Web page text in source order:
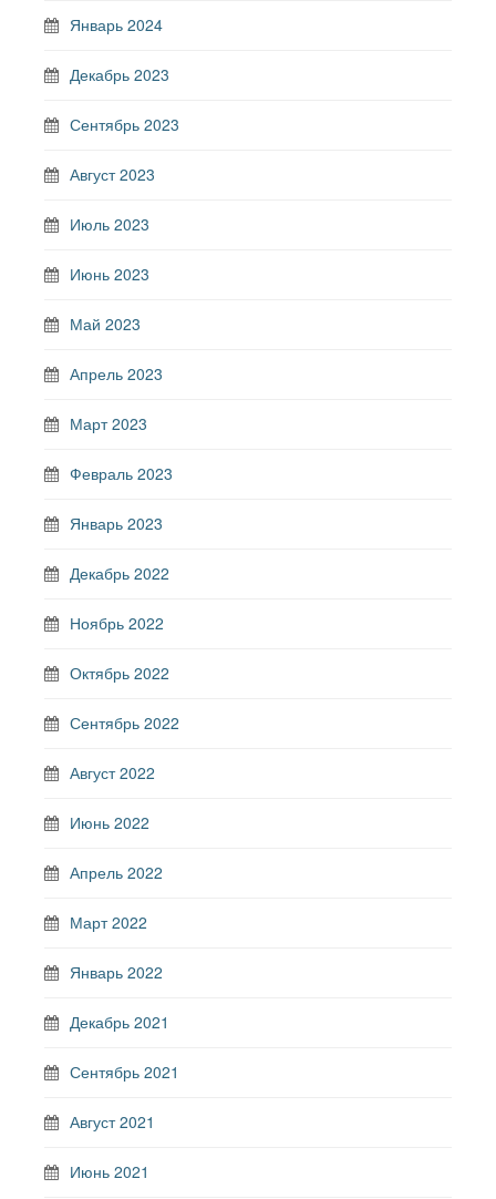
Январь 2024
Декабрь 2023
Сентябрь 2023
Август 2023
Июль 2023
Июнь 2023
Май 2023
Апрель 2023
Март 2023
Февраль 2023
Январь 2023
Декабрь 2022
Ноябрь 2022
Октябрь 2022
Сентябрь 2022
Август 2022
Июнь 2022
Апрель 2022
Март 2022
Январь 2022
Декабрь 2021
Сентябрь 2021
Август 2021
Июнь 2021